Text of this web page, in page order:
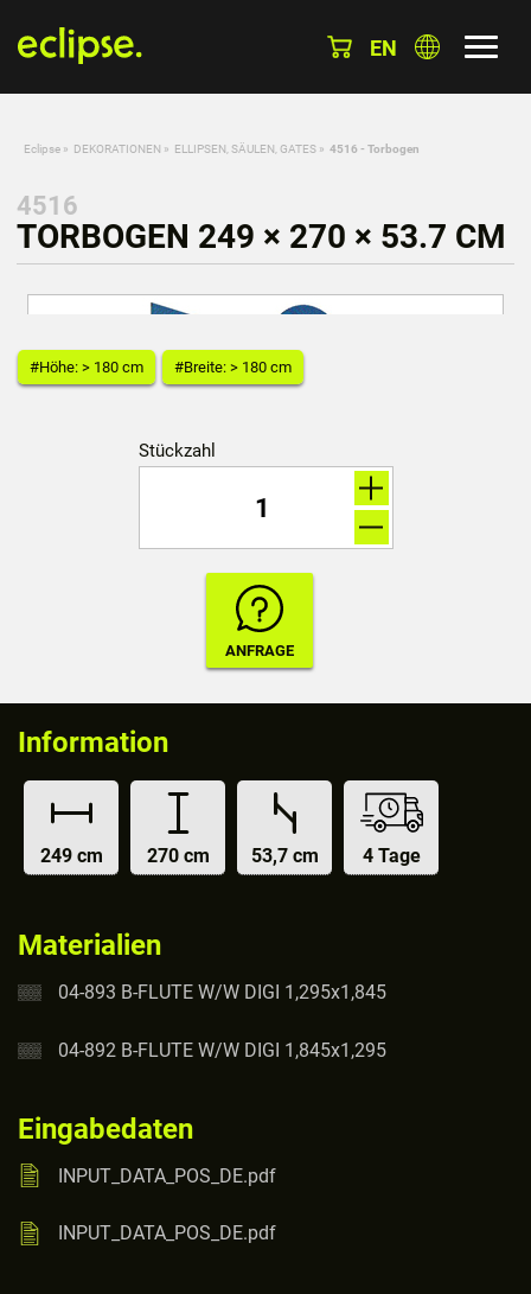
EN
Eclipse » DEKORATIONEN » ELLIPSEN, SÄULEN, GATES » 4516 - Torbogen
4516
TORBOGEN 249 × 270 × 53.7 CM
#Höhe: > 180 cm #Breite: > 180 cm
Stückzahl
Information
249 cm 270 cm 53,7 cm 4 Tage
Materialien
04-893 B-FLUTE W/W DIGI 1,295x1,845
04-892 B-FLUTE W/W DIGI 1,845x1,295
Eingabedaten
INPUT_DATA_POS_DE.pdf
INPUT_DATA_POS_DE.pdf